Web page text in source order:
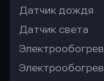
Датчик дождя
Датчик света